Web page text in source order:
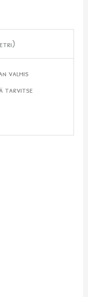
valmis
tarvitse